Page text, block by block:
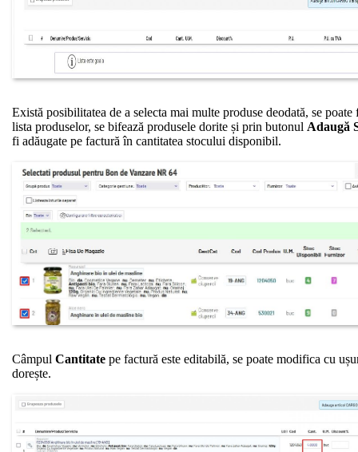
Există posibilitatea de a selecta mai multe produse deodată, se
lista produselor, se bifează produsele dorite și prin butonul Adaugă
fi adăugate pe factură în cantitatea stocului disponibil.
Câmpul Cantitate pe factură este editabilă, se poate modifica cu
dorește.